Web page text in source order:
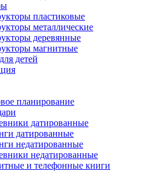
пластиковые
металлические
деревянные
магнитные
детей
планирование
датированные
датированные
недатированные
недатированные
и телефонные книги